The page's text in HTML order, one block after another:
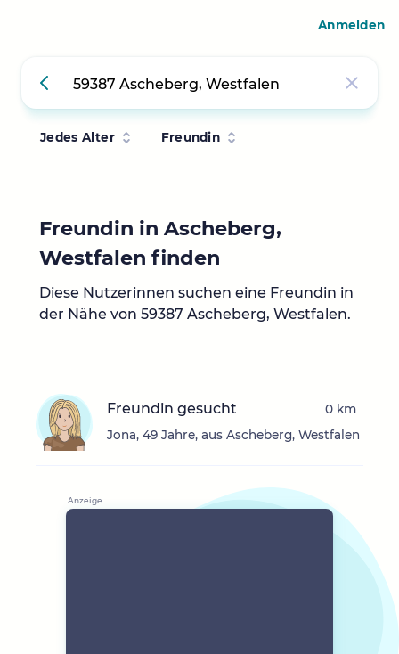
Jedes Alter Freundin
Freundin in Ascheberg,
Westfalen finden
Diese Nutzerinnen suchen eine Freundin in
der Nähe von 59387 Ascheberg, Westfalen.
Freundin gesucht
Jona, 49 Jahre, aus Ascheberg, Westfalen
0 km
Anmelden